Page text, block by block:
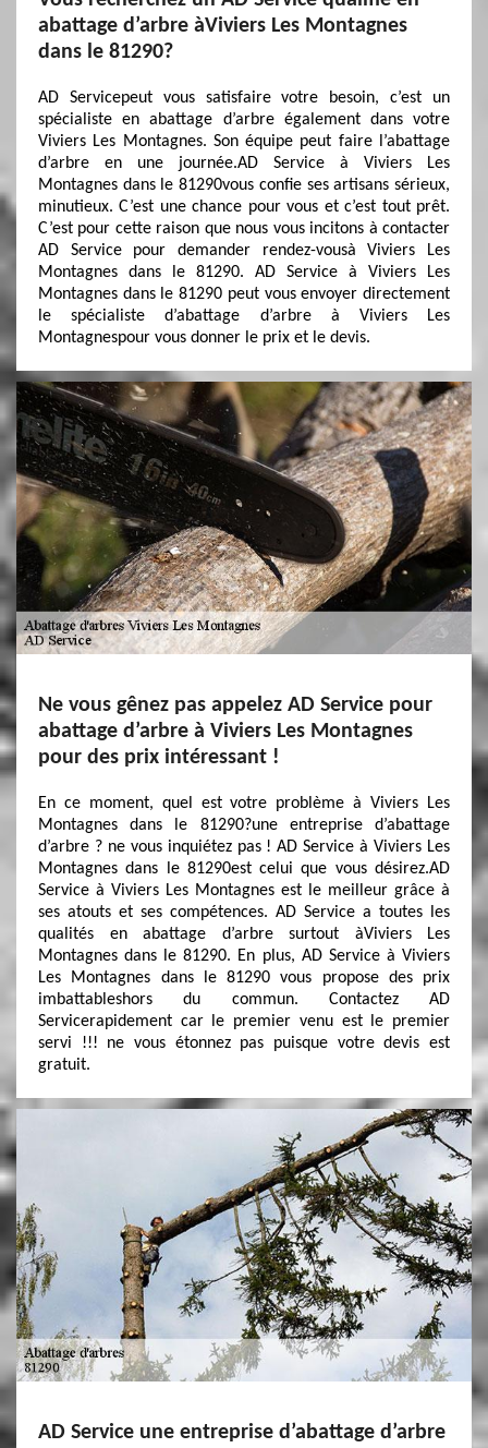
abattage d’arbre àViviers Les Montagnes
dans le 81290?
AD Servicepeut vous satisfaire votre besoin, c’est un
spécialiste en abattage d’arbre également dans votre
Viviers Les Montagnes. Son équipe peut faire l’abattage
d’arbre en une journée.AD Service à Viviers Les
Montagnes dans le 81290vous confie ses artisans sérieux,
minutieux. C’est une chance pour vous et c’est tout prêt.
C’est pour cette raison que nous vous incitons à contacter
AD Service pour demander rendez-vousà Viviers Les
Montagnes dans le 81290. AD Service à Viviers Les
Montagnes dans le 81290 peut vous envoyer directement
le spécialiste d’abattage d’arbre à Viviers Les
Montagnespour vous donner le prix et le devis.
Ne vous gênez pas appelez AD Service pour
abattage d’arbre à Viviers Les Montagnes
pour des prix intéressant !
En ce moment, quel est votre problème à Viviers Les
Montagnes dans le 81290?une entreprise d’abattage
d’arbre ? ne vous inquiétez pas ! AD Service à Viviers Les
Montagnes dans le 81290est celui que vous désirez.AD
Service à Viviers Les Montagnes est le meilleur grâce à
ses atouts et ses compétences. AD Service a toutes les
qualités en abattage d’arbre surtout àViviers Les
Montagnes dans le 81290. En plus, AD Service à Viviers
Les Montagnes dans le 81290 vous propose des prix
imbattableshors du commun. Contactez AD
Servicerapidement car le premier venu est le premier
servi !!! ne vous étonnez pas puisque votre devis est
gratuit.
AD Service une entreprise d’abattage d’arbre